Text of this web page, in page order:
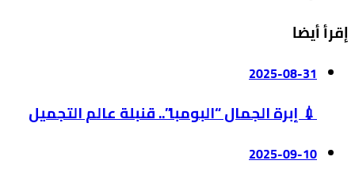
إقرأ أيضا
2025-08-31
💉 إبرة الجمال “البومبا”.. قنبلة عالم التجميل
2025-09-10